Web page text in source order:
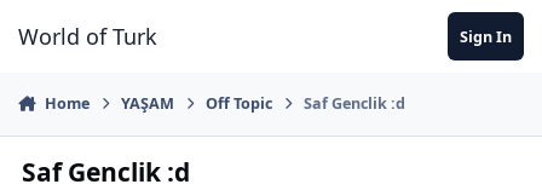
World of Turk Sign In
Home YAŞAM Off Topic Saf Genclik :d
Saf Genclik :d